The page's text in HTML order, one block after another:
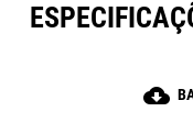
cloud_download